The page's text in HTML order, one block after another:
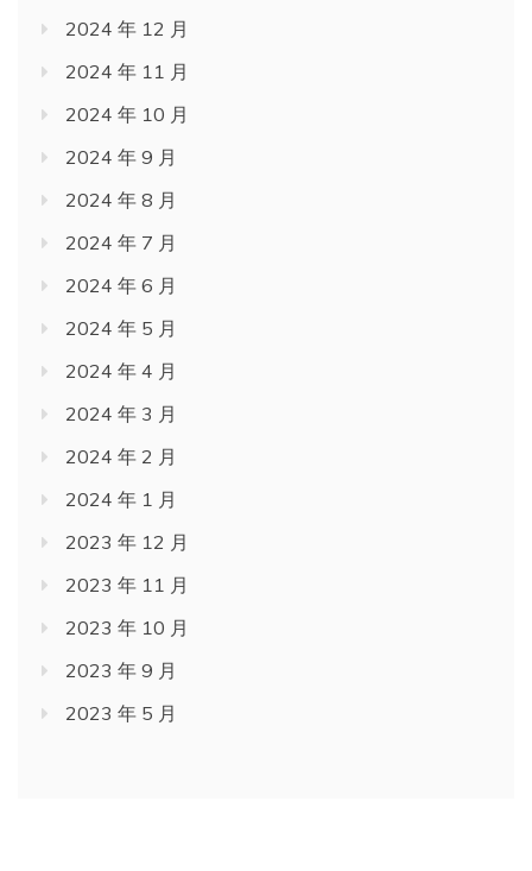
2024 年 12 月
2024 年 11 月
2024 年 10 月
2024 年 9 月
2024 年 8 月
2024 年 7 月
2024 年 6 月
2024 年 5 月
2024 年 4 月
2024 年 3 月
2024 年 2 月
2024 年 1 月
2023 年 12 月
2023 年 11 月
2023 年 10 月
2023 年 9 月
2023 年 5 月